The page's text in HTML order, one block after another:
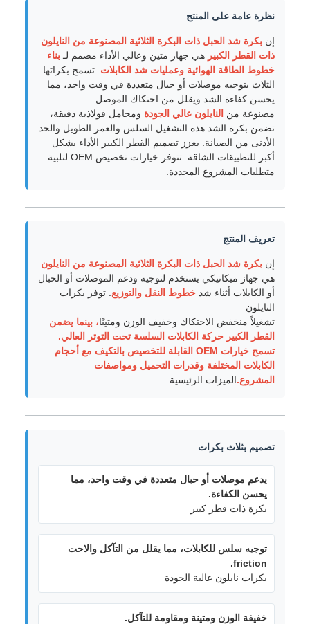
نظرة عامة على المنتج
بكرة شد الحبل ذات البكرة الثلاثية المصنوعة من النايلون
ذات القطر الكبيرهي جهاز متين وعالي الأداء مصمم لـبناء
خطوط الطاقة الهوائية وعمليات شد الكابلات. تسمح بكراتها
الثلاث بتوجيه موصلات أو حبال متعددة في وقت واحد، مما
يحسن كفاءة الشد ويقلل من احتكاك الموصل.
مصنوعة من النايلون عالي الجودةومحامل فولاذية دقيقة،
تضمن بكرة الشد هذه التشغيل السلس والعمر الطويل والحد
الأدنى من الصيانة. يعزز تصميم القطر الكبير الأداء بشكل
أكبر للتطبيقات الشاقة. تتوفر خيارات تخصيص OEM لتلبية
متطلبات المشروع المحددة.
تعريف المنتج
بكرة شد الحبل ذات البكرة الثلاثية المصنوعة من النايلون
هي جهاز ميكانيكي يستخدم لتوجيه ودعم الموصلات أو الحبال
أو الكابلات أثناء شد خطوط النقل والتوزيع. توفر بكرات
النايلون
تشغيلاً منخفض الاحتكاك وخفيف الوزن ومتينًا، بينما يضمن
القطر الكبير حركة الكابلات السلسة تحت التوتر العالي.
تسمح خيارات OEM القابلة للتخصيص بالتكيف مع أحجام
الكابلات المختلفة وقدرات التحميل ومواصفات
المشروع. الميزات الرئيسية
تصميم بثلاث بكرات
يدعم موصلات أو حبال متعددة في وقت واحد، مما
يحسن الكفاءة.
بكرة ذات قطر كبير
توجيه سلس للكابلات، مما يقلل من التآكل والاحت
friction.
بكرات نايلون عالية الجودة
خفيفة الوزن ومتينة ومقاومة للتآكل.